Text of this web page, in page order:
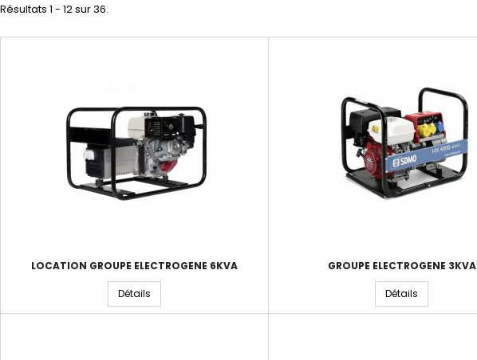
Résultats 1 - 12 sur 36.
LOCATION GROUPE ÉLECTROGÈNE 6KVA
Détails
GROUPE ELECTROGENE 3KVA
Détails